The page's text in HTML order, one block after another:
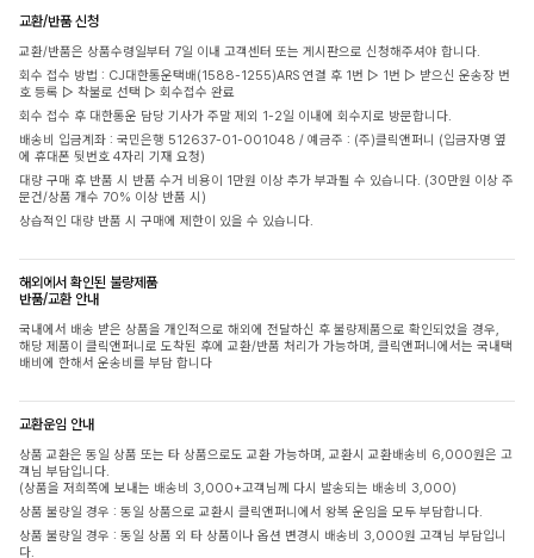
교환/반품 신청
교환/반품은 상품수령일부터 7일 이내 고객센터 또는 게시판으로 신청해주셔야 합니다.
회수 접수 방법 : CJ대한통운택배(1588-1255)ARS 연결 후 1번 ▷ 1번 ▷ 받으신 운송장 번
호 등록 ▷ 착불로 선택 ▷ 회수접수 완료
회수 접수 후 대한통운 담당 기사가 주말 제외 1-2일 이내에 회수지로 방문합니다.
배송비 입금계좌 : 국민은행 512637-01-001048 / 예금주 : (주)클릭앤퍼니 (입금자명 옆
에 휴대폰 뒷번호 4자리 기재 요청)
대량 구매 후 반품 시 반품 수거 비용이 1만원 이상 추가 부과될 수 있습니다. (30만원 이상 주
문건/상품 개수 70% 이상 반품 시)
상습적인 대량 반품 시 구매에 제한이 있을 수 있습니다.
해외에서 확인된 불량제품
반품/교환 안내
국내에서 배송 받은 상품을 개인적으로 해외에 전달하신 후 불량제품으로 확인되었을 경우,
해당 제품이 클릭앤퍼니로 도착된 후에 교환/반품 처리가 가능하며, 클릭앤퍼니에서는 국내택
배비에 한해서 운송비를 부담 합니다
교환운임 안내
상품 교환은 동일 상품 또는 타 상품으로도 교환 가능하며, 교환시 교환배송비 6,000원은 고
객님 부담입니다.
(상품을 저희쪽에 보내는 배송비 3,000+고객님께 다시 발송되는 배송비 3,000)
상품 불량일 경우 : 동일 상품으로 교환시 클릭앤퍼니에서 왕복 운임을 모두 부담합니다.
상품 불량일 경우 : 동일 상품 외 타 상품이나 옵션 변경시 배송비 3,000원 고객님 부담입니
다.